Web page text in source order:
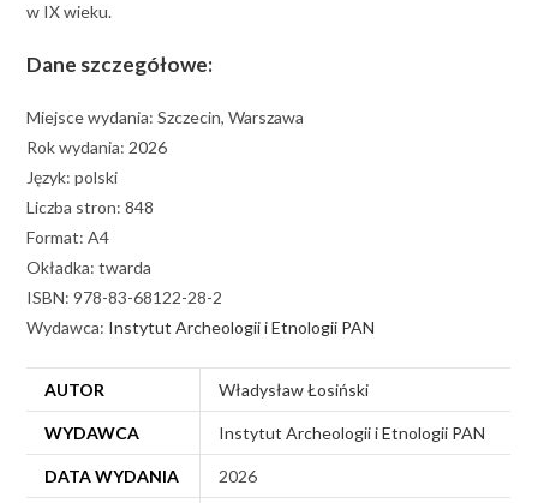
w IX wieku.
Dane szczegółowe:
Miejsce wydania: Szczecin, Warszawa
Rok wydania: 2026
Język: polski
Liczba stron: 848
Format: A4
Okładka: twarda
ISBN: 978-83-68122-28-2
Wydawca: Instytut Archeologii i Etnologii PAN
AUTOR Władysław Łosiński
WYDAWCA Instytut Archeologii i Etnologii PAN
DATA WYDANIA 2026